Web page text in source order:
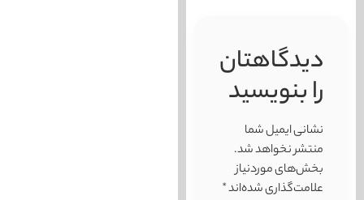
دیدگاهتان
را بنویسید
نشانی ایمیل شما
منتشر نخواهد شد.
بخش‌های موردنیاز
علامت‌گذاری شده‌اند*